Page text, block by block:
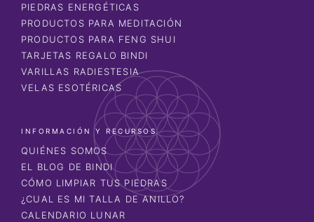
PIEDRAS ENERGÉTICAS
PRODUCTOS PARA MEDITACIÓN
PRODUCTOS PARA FENG SHUI
TARJETAS REGALO BINDI
VARILLAS RADIESTESIA
VELAS ESOTÉRICAS
INFORMACIÓN Y RECURSOS
QUIÉNES SOMOS
EL BLOG DE BINDI
CÓMO LIMPIAR TUS PIEDRAS
¿CUAL ES MI TALLA DE ANILLO?
CALENDARIO LUNAR